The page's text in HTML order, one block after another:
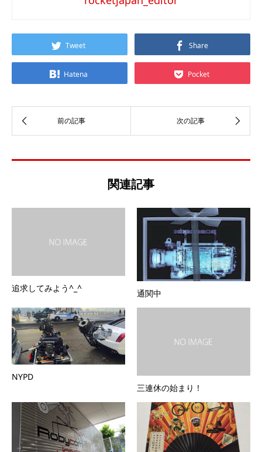
Tweet Share
Hatena Pocket
関連記事
追求してみよう^_^ 通関中
NYPD
三連休の始まり！